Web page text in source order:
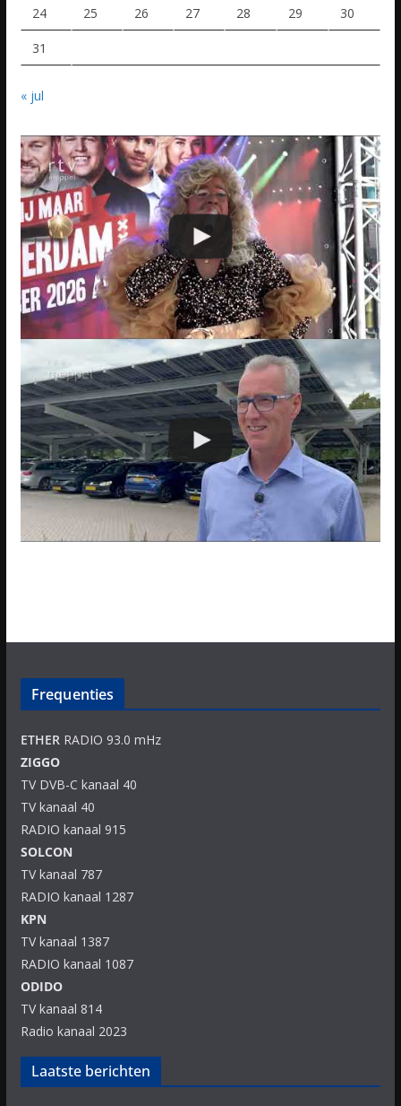
24 25 26 27 28 29 30
31
« jul
Frequenties
ETHERRADIO 93.0 mHz
ZIGGO
TV DVB-C kanaal 40
TV kanaal 40
RADIO kanaal 915
SOLCON
TV kanaal 787
RADIO kanaal 1287
KPN
TV kanaal 1387
RADIO kanaal 1087
ODIDO
TV kanaal 814
Radio kanaal 2023
Laatste berichten